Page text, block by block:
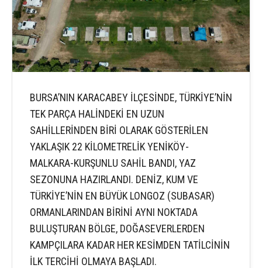
BURSA’NIN KARACABEY İLÇESİNDE, TÜRKİYE’NİN
TEK PARÇA HALİNDEKİ EN UZUN
SAHİLLERİNDEN BİRİ OLARAK GÖSTERİLEN
YAKLAŞIK 22 KİLOMETRELİK YENİKÖY-
MALKARA-KURŞUNLU SAHİL BANDI, YAZ
SEZONUNA HAZIRLANDI. DENİZ, KUM VE
TÜRKİYE’NİN EN BÜYÜK LONGOZ (SUBASAR)
ORMANLARINDAN BİRİNİ AYNI NOKTADA
BULUŞTURAN BÖLGE, DOĞASEVERLERDEN
KAMPÇILARA KADAR HER KESİMDEN TATİLCİNİN
İLK TERCİHİ OLMAYA BAŞLADI.